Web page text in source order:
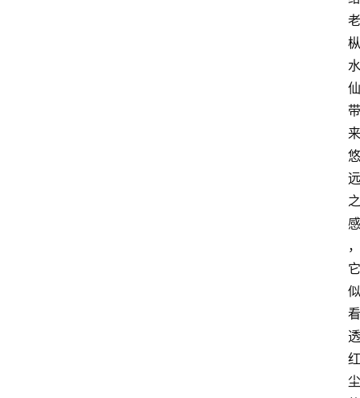
老
枞
水
仙
带
来
悠
远
之
感
，
它
似
看
透
红
尘